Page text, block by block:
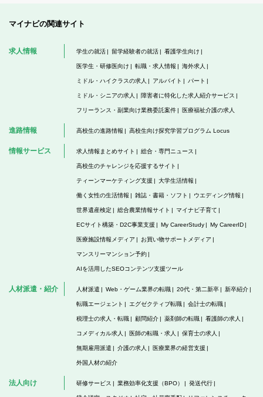
マイナビの関連サイト
求人情報 学生の就活 留学経験者の就活 看護学生向け
医学生・研修医向け 転職・求人情報 海外求人
ミドル・ハイクラスの求人 アルバイト パート
ミドル・シニアの求人 障害者に特化した求人紹介サービス
フリーランス・副業向け業務委託案件 医療福祉介護の求人
進路情報 高校生の進路情報 高校生向け探究学習プログラム Locus
情報サービス 求人情報まとめサイト 総合・専門ニュース
高校生のチャレンジを応援するサイト
ティーンマーケティング支援 大学生活情報
働く女性の生活情報 雑誌・書籍・ソフト ウエディング情報
世界遺産検定 総合農業情報サイト マイナビ子育て
ECサイト構築・D2C事業支援 My CareerStudy My CareerID
医療施設情報メディア お買い物サポートメディア
マンスリーマンション予約
AIを活用したSEOコンテンツ支援ツール
人材派遣・紹介 人材派遣 Web・ゲーム業界の転職 20代・第二新卒 新卒紹介
転職エージェント エグゼクティブ転職 会計士の転職
税理士の求人・転職 顧問紹介 薬剤師の転職 看護師の求人
コメディカル求人 医師の転職・求人 保育士の求人
無期雇用派遣 介護の求人 医療業界の経営支援
外国人材の紹介
法人向け 研修サービス 業務効率化支援（BPO） 発送代行